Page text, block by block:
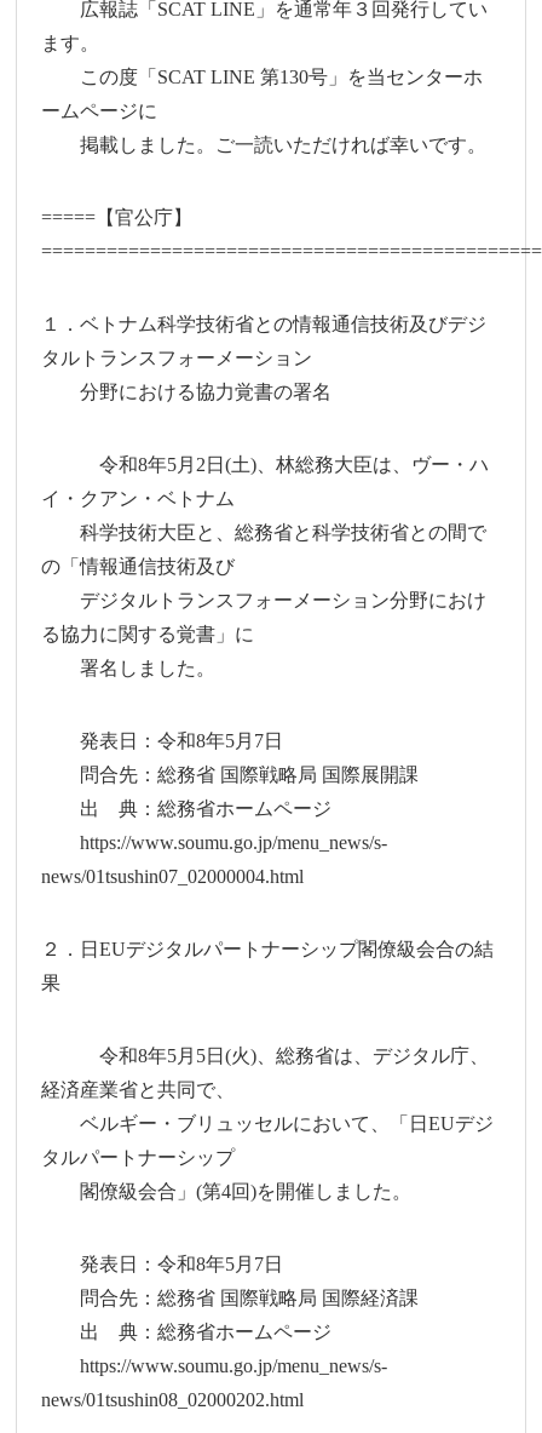
広報誌「SCAT LINE」を通常年３回発行してい
ます。
この度「SCAT LINE 第130号」を当センターホ
ームページに
掲載しました。ご一読いただければ幸いです。
=====【官公庁】
１．ベトナム科学技術省との情報通信技術及びデジ
タルトランスフォーメーション
分野における協力覚書の署名
令和8年5月2日(土)、林総務大臣は、ヴー・ハ
イ・クアン・ベトナム
科学技術大臣と、総務省と科学技術省との間で
の「情報通信技術及び
デジタルトランスフォーメーション分野におけ
る協力に関する覚書」に
署名しました。
発表日：令和8年5月7日
問合先：総務省 国際戦略局 国際展開課
出 典：総務省ホームページ
https://www.soumu.go.jp/menu_news/s-
news/01tsushin07_02000004.html
２．日EUデジタルパートナーシップ閣僚級会合の結
果
令和8年5月5日(火)、総務省は、デジタル庁、
経済産業省と共同で、
ベルギー・ブリュッセルにおいて、「日EUデジ
タルパートナーシップ
閣僚級会合」(第4回)を開催しました。
発表日：令和8年5月7日
問合先：総務省 国際戦略局 国際経済課
出 典：総務省ホームページ
https://www.soumu.go.jp/menu_news/s-
news/01tsushin08_02000202.html